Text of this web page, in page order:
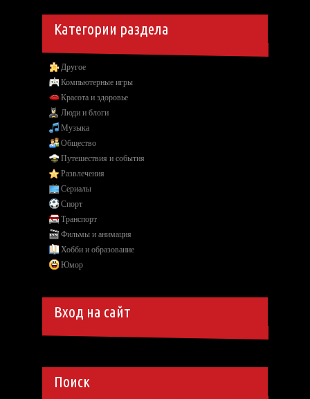
Категории раздела
Другое
Компьютерные игры
Красота и здоровье
Люди и блоги
Музыка
Общество
Путешествия и события
Развлечения
Сериалы
Спорт
Транспорт
Фильмы и анимация
Хобби и образование
Юмор
Вход на сайт
Поиск